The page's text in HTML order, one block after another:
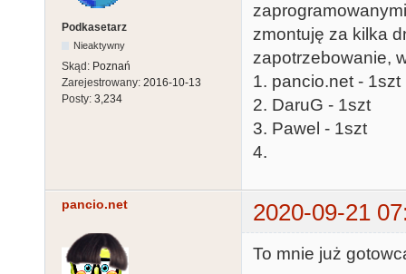
Podkasetarz
Nieaktywny
Skąd: Poznań
Zarejestrowany: 2016-10-13
Posty: 3,234
zmontuję za kilka
zapotrzebowanie,
1. pancio.net - 1szt
2. DaruG - 1szt
3. Pawel - 1szt
4.
pancio.net 2020-09-21
To mnie już